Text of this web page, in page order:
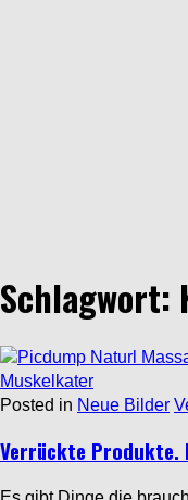
Schlagwort:
Posted in Neue Bilder
Verrückte Produkte.